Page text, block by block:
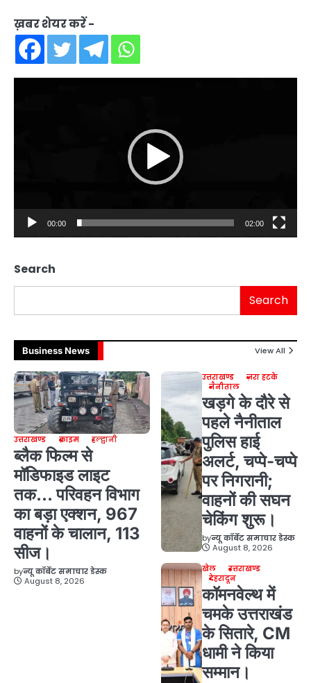
ख़बर शेयर करें -
00:00 02:00
Search
Search
Business News View All
उत्तराखण्ड क्राइम हल्द्वानी
ब्लैक फिल्म से
मॉडिफाइड लाइट
तक… परिवहन विभाग
का बड़ा एक्शन, 967
वाहनों के चालान, 113
सीज।
byन्यू कॉर्बेट समाचार डेस्क
August 8, 2026
उत्तराखण्ड
ज़रा हटके
नैनीताल
खड़गे के दौरे से
पहले नैनीताल
पुलिस हाई
अलर्ट, चप्पे-चप्पे
पर निगरानी;
वाहनों की सघन
चेकिंग शुरू।
byन्यू कॉर्बेट समाचार डेस्क
August 8, 2026
खेल
उत्तराखण्ड
देहरादून
कॉमनवेल्थ में
चमके उत्तराखंड
के सितारे, CM
धामी ने किया
सम्मान।